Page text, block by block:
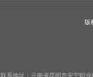
版
联系地址：云南省昆明市安宁职